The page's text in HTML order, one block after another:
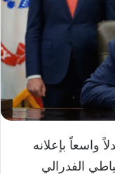
واسعاً بإعلانه
الفدرالي